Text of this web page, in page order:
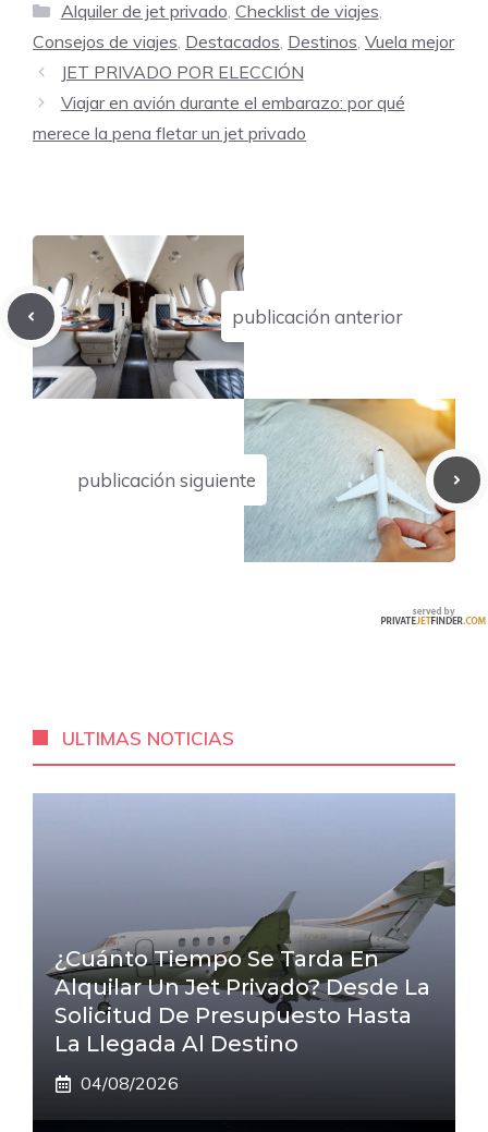
Categorías
Alquiler de jet privado Checklist de viajes
Consejos de viajes Destacados Destinos Vuela mejor
JET PRIVADO POR ELECCIÓN
Viajar en avión durante el embarazo: por qué
merece la pena fletar un jet privado
publicación anterior
publicación siguiente
ULTIMAS NOTICIAS
¿Cuánto Tiempo Se Tarda En
Alquilar Un Jet Privado? Desde La
Solicitud De Presupuesto Hasta
La Llegada Al Destino
04/08/2026